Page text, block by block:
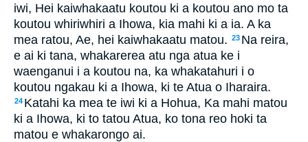
iwi, Hei kaiwhakaatu koutou ki a koutou ano mo ta
koutou whiriwhiri a Ihowa, kia mahi ki a ia. A ka
mea ratou, Ae, hei kaiwhakaatu matou. 23 Na reira,
e ai ki tana, whakarerea atu nga atua ke i
waenganui i a koutou na, ka whakatahuri i o
koutou ngakau ki a Ihowa, ki te Atua o Iharaira.
24 Katahi ka mea te iwi ki a Hohua, Ka mahi matou
ki a Ihowa, ki to tatou Atua, ko tona reo hoki ta
matou e whakarongo ai.